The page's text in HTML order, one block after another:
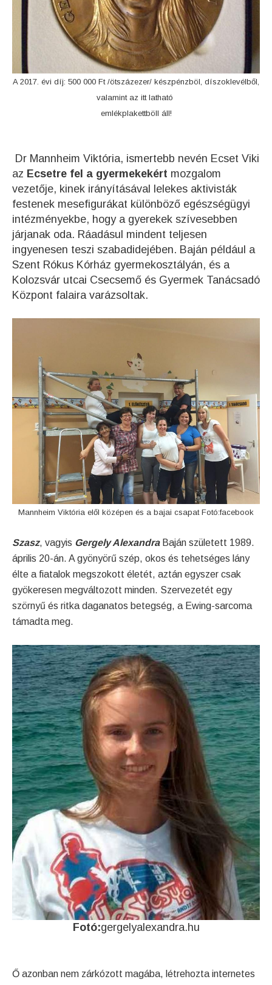
A 2017. évi díj: 500 000 Ft /ötszázezer/ készpénzböl, díszoklevélből,
valamint az itt latható
emlékplakettböll áll!
Dr Mannheim Viktória, ismertebb nevén Ecset Viki
az Ecsetre fel a gyermekekért mozgalom
vezetője, kinek irányításával lelekes aktivisták
festenek mesefigurákat különböző egészségügyi
intézményekbe, hogy a gyerekek szívesebben
járjanak oda. Ráadásul mindent teljesen
ingyenesen teszi szabadidejében. Baján például a
Szent Rókus Kórház gyermekosztályán, és a
Kolozsvár utcai Csecsemő és Gyermek Tanácsadó
Központ falaira varázsoltak.
Mannheim Viktória elől középen és a bajai csapat Fotó:facebook
Szasz, vagyis Gergely AlexandraBaján született 1989.
április 20-án. A gyönyörű szép, okos és tehetséges lány
élte a fiatalok megszokott életét, aztán egyszer csak
gyökeresen megváltozott minden. Szervezetét egy
szörnyű és ritka daganatos betegség, a Ewing-sarcoma
támadta meg.
Fotó:gergelyalexandra.hu
Ő azonban nem zárkózott magába, létrehozta internetes